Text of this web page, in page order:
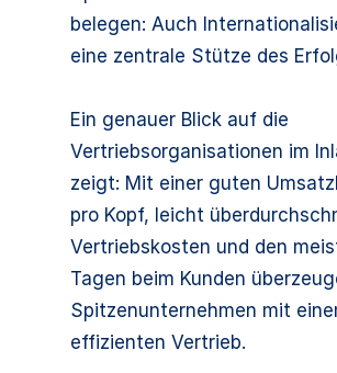
belegen: Auch
eine zentrale Stütze des
Ein genauer Blick auf die
Vertriebsorganisationen im
zeigt: Mit einer guten
pro Kopf, leicht
Vertriebskosten und den
Tagen beim Kunden
Spitzenunternehmen mit
effizienten Vertrieb.